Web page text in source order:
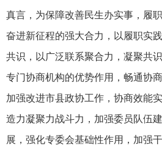
真言，为保障改善民生办实事，履
奋进新征程的强大合力，以履职实
共识，以广泛联系聚合力，凝聚共
专门协商机构的优势作用，畅通协
加强改进市县政协工作，协商效能
造力凝聚力战斗力，加强委员队伍
展，强化专委会基础性作用，加强